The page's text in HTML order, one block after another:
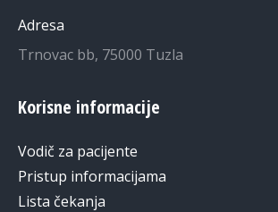
Adresa
Trnovac bb, 75000 Tuzla
Korisne informacije
Vodič za pacijente
Pristup informacijama
Lista čekanja